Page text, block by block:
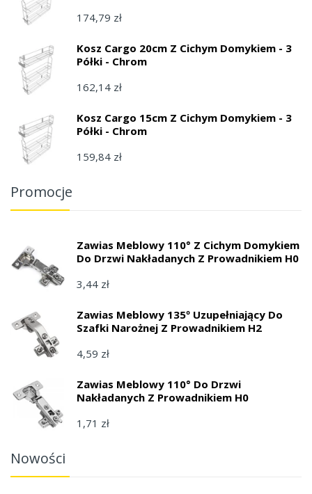
174,79 zł
Kosz Cargo 20cm Z Cichym Domykiem - 3
Półki - Chrom
162,14 zł
Kosz Cargo 15cm Z Cichym Domykiem - 3
Półki - Chrom
159,84 zł
Promocje
Zawias Meblowy 110° Z Cichym Domykiem
Do Drzwi Nakładanych Z Prowadnikiem H0
3,44 zł
Zawias Meblowy 135º Uzupełniający Do
Szafki Narożnej Z Prowadnikiem H2
4,59 zł
Zawias Meblowy 110° Do Drzwi
Nakładanych Z Prowadnikiem H0
1,71 zł
Nowości